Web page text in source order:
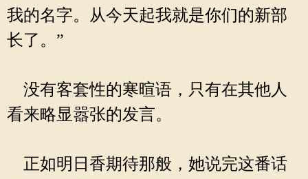
我的名字。从今天起我就是你们的新部
长了。”
没有客套性的寒暄语，只有在其他人
看来略显嚣张的发言。
正如明日香期待那般，她说完这番话